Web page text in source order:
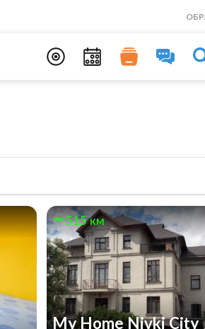
515 км
My Home Nivki City